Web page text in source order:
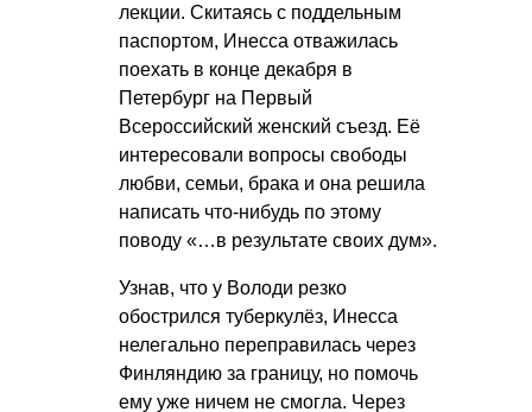
лекции. Скитаясь с поддельным
паспортом, Инесса отважилась
поехать в конце декабря в
Петербург на Первый
Всероссийский женский съезд. Её
интересовали вопросы свободы
любви, семьи, брака и она решила
написать что-нибудь по этому
поводу «…в результате своих дум».
Узнав, что у Володи резко
обострился туберкулёз, Инесса
нелегально переправилась через
Финляндию за границу, но помочь
ему уже ничем не смогла. Через